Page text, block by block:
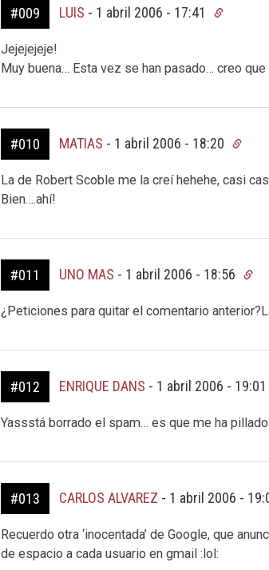
#009 LUIS - 1 abril 2006 - 17:41
Jejejejeje!
Muy buena… Esta vez se han pasado… creo
#010 MATIAS - 1 abril 2006 - 18:20
La de Robert Scoble me la creí hehehe, casi
Bien….ahí!
#011 UNO MAS - 1 abril 2006 - 18:56
¿Peticiones para quitar el comentario
#012 ENRIQUE DANS - 1 abril 2006 - 19:01
Yassstá borrado el spam… es que me ha
#013 CARLOS ALVAREZ - 1 abril 2006 -
Recuerdo otra ‘inocentada’ de Google, que
de espacio a cada usuario en gmail :lol: